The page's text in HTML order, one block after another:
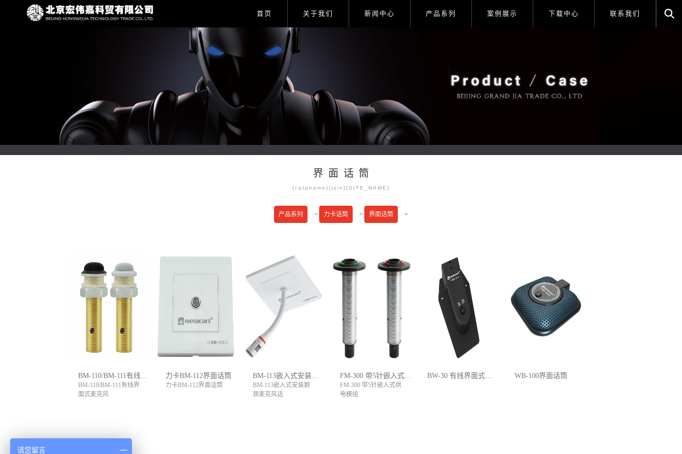
首页 关于我们 新闻中心 产品系列 案例展示 下载中心 联系我们
界面话筒
{catpname}{join}{SITE_NAME}
产品系列 > 力卡话筒 > 界面话筒 >
BM-110/BM-111有线界面式麦克风
BM-110/BM-111有线界
面式麦克风
力卡BM-112界面话筒
力卡BM-112界面话筒
BM-113嵌入式安装鹅颈麦克风话筒
BM-113嵌入式安装鹅
颈麦克风话
FM-300 带5针嵌入式供电模组
FM-300 带5针嵌入式供
电模组
BW-30 有线界面式麦克风 WB-100界面话筒
请您留言